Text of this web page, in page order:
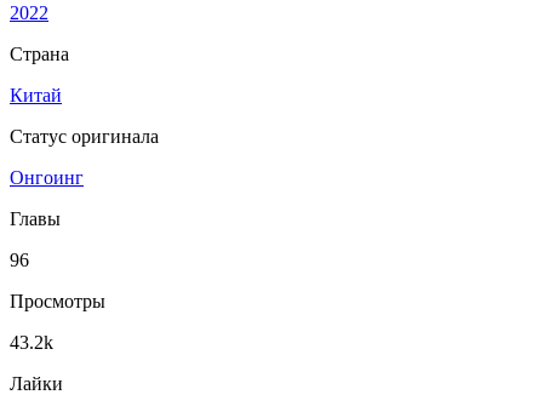
2022
Страна
Китай
Статус оригинала
Онгоинг
Главы
96
Просмотры
43.2k
Лайки